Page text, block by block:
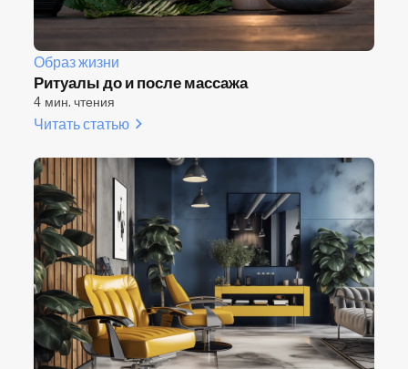
Образ жизни
Ритуалы до и после массажа
4 мин. чтения
Читать статью